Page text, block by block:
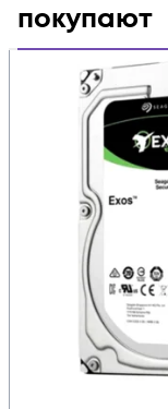
покупают